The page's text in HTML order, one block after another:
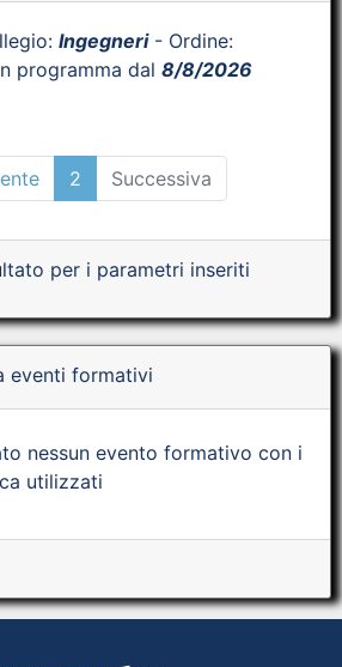
Ingegneri- Ordine:
programma dal 8/8/2026
2 Successiva
per i parametri inseriti
eventi formativi
nessun evento formativo con i
utilizzati